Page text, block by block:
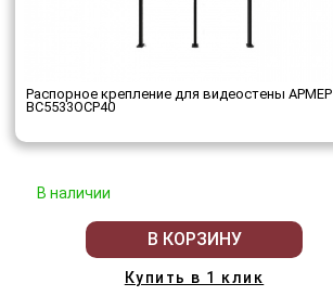
Распорное крепление для видеостены АРМЕР
ВС5533ОСР40
В наличии
В КОРЗИНУ
Купить в 1 клик